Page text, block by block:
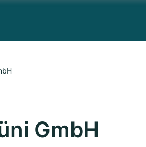
GmbH